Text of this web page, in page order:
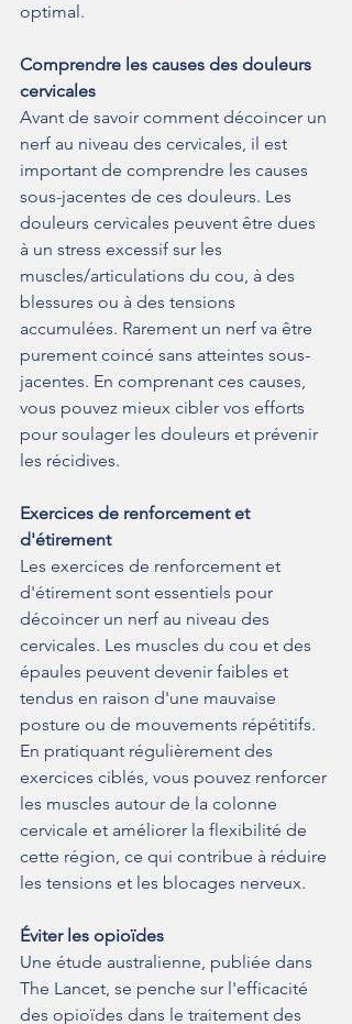
optimal.
Comprendre les causes des douleurs
cervicales
Avant de savoir comment décoincer un
nerf au niveau des cervicales, il est
important de comprendre les causes
sous-jacentes de ces douleurs. Les
douleurs cervicales peuvent être dues
à un stress excessif sur les
muscles/articulations du cou, à des
blessures ou à des tensions
accumulées. Rarement un nerf va être
purement coincé sans atteintes sous-
jacentes. En comprenant ces causes,
vous pouvez mieux cibler vos efforts
pour soulager les douleurs et prévenir
les récidives.
Exercices de renforcement et
d'étirement
Les exercices de renforcement et
d'étirement sont essentiels pour
décoincer un nerf au niveau des
cervicales. Les muscles du cou et des
épaules peuvent devenir faibles et
tendus en raison d'une mauvaise
posture ou de mouvements répétitifs.
En pratiquant régulièrement des
exercices ciblés, vous pouvez renforcer
les muscles autour de la colonne
cervicale et améliorer la flexibilité de
cette région, ce qui contribue à réduire
les tensions et les blocages nerveux.
Éviter les opioïdes
Une étude australienne, publiée dans
The Lancet, se penche sur l'efficacité
des opioïdes dans le traitement des